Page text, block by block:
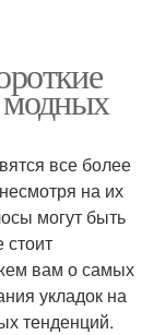
модных
все более
на их
могут быть
стоит
вам о самых
укладок на
тенденций.